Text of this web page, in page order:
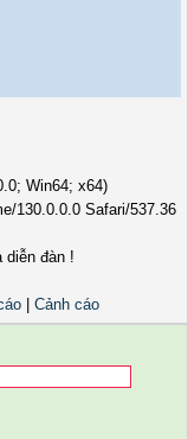
Win64; x64)
130.0.0.0 Safari/537.36
diễn đàn !
Cảnh cáo